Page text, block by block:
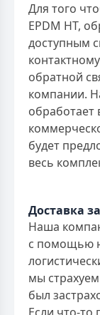
Для того
EPDM HT,
доступным
обратной
компании.
обработает
будет
весь
Доставка
Наша
с помощью
мы
был